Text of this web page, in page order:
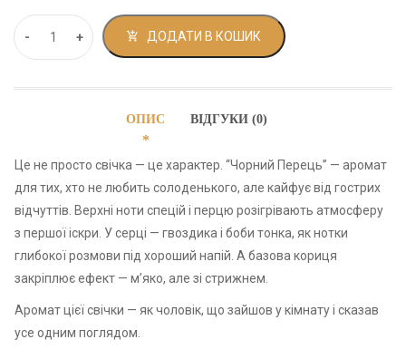
ДОДАТИ В КОШИК
ОПИС ВІДГУКИ (0)
Це не просто свічка — це характер. “Чорний Перець” — аромат
для тих, хто не любить солоденького, але кайфує від гострих
відчуттів. Верхні ноти спецій і перцю розігрівають атмосферу
з першої іскри. У серці — гвоздика і боби тонка, як нотки
глибокої розмови під хороший напій. А базова кориця
закріплює ефект — мʼяко, але зі стрижнем.
Аромат цієї свічки — як чоловік, що зайшов у кімнату і сказав
усе одним поглядом.